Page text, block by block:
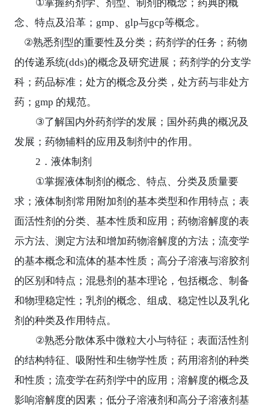
①掌握药剂学、剂型、制剂的概念；药典的概
念、特点及沿革； gmp、 glp与gcp等概念。
②熟悉剂型的重要性及分类；药剂学的任务；药物
的传递系统(dds)的概念及研究进展；药剂学的分支学
科；药品标准；处方的概念及分类，处方药与非处方
药； gmp 的规范。
③了解国内外药剂学的发展；国外药典的概况及
发展；药物辅料的应用及制剂中的作用。
2 ．液体制剂
①掌握液体制剂的概念、特点、分类及质量要
求；液体制剂常用附加剂的基本类型和作用特点；表
面活性剂的分类、基本性质和应用；药物溶解度的表
示方法、测定方法和增加药物溶解度的方法；流变学
的基本概念和流体的基本性质；高分子溶液与溶胶剂
的区别和特点；混悬剂的基本理论，包括概念、制备
和物理稳定性；乳剂的概念、组成、稳定性以及乳化
剂的种类及作用特点。
②熟悉分散体系中微粒大小与特征；表面活性剂
的结构特征、吸附性和生物学性质；药用溶剂的种类
和性质；流变学在药剂学中的应用；溶解度的概念及
影响溶解度的因素；低分子溶液剂和高分子溶液剂基